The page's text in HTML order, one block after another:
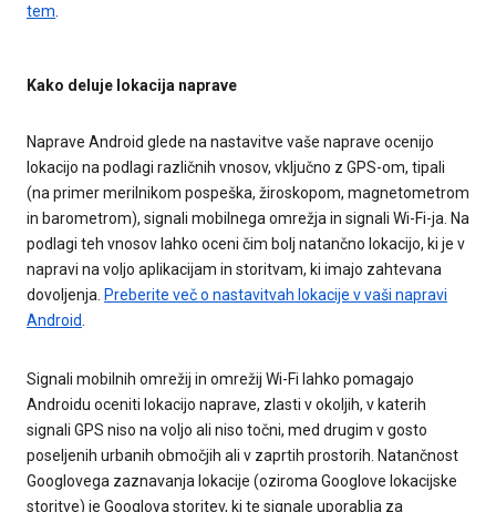
tem
Kako deluje lokacija naprave
Naprave Android glede na nastavitve vaše naprave ocenijo
lokacijo na podlagi različnih vnosov, vključno z GPS-om, tipali
(na primer merilnikom pospeška, žiroskopom, magnetometrom
in barometrom), signali mobilnega omrežja in signali Wi-Fi-ja. Na
podlagi teh vnosov lahko oceni čim bolj natančno lokacijo, ki je v
napravi na voljo aplikacijam in storitvam, ki imajo zahtevana
dovoljenja. Preberite več o nastavitvah lokacije v vaši napravi
Android
Signali mobilnih omrežij in omrežij Wi-Fi lahko pomagajo
Androidu oceniti lokacijo naprave, zlasti v okoljih, v katerih
signali GPS niso na voljo ali niso točni, med drugim v gosto
poseljenih urbanih območjih ali v zaprtih prostorih. Natančnost
Googlovega zaznavanja lokacije (oziroma Googlove lokacijske
storitve) je Googlova storitev, ki te signale uporablja za